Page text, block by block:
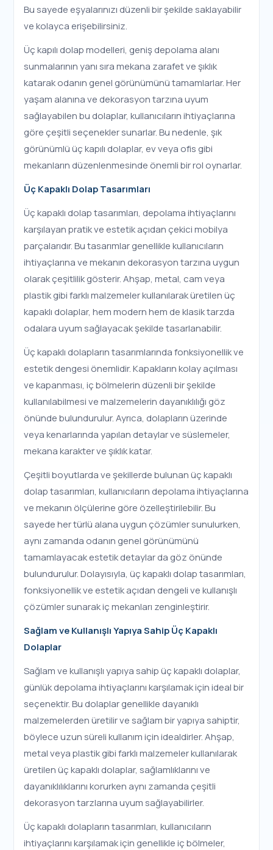
Bu sayede eşyalarınızı düzenli bir şekilde saklayabilir
ve kolayca erişebilirsiniz.
Üç kapılı dolap modelleri, geniş depolama alanı
sunmalarının yanı sıra mekana zarafet ve şıklık
katarak odanın genel görünümünü tamamlarlar. Her
yaşam alanına ve dekorasyon tarzına uyum
sağlayabilen bu dolaplar, kullanıcıların ihtiyaçlarına
göre çeşitli seçenekler sunarlar. Bu nedenle, şık
görünümlü üç kapılı dolaplar, ev veya ofis gibi
mekanların düzenlenmesinde önemli bir rol oynarlar.
Üç Kapaklı Dolap Tasarımları
Üç kapaklı dolap tasarımları, depolama ihtiyaçlarını
karşılayan pratik ve estetik açıdan çekici mobilya
parçalarıdır. Bu tasarımlar genellikle kullanıcıların
ihtiyaçlarına ve mekanın dekorasyon tarzına uygun
olarak çeşitlilik gösterir. Ahşap, metal, cam veya
plastik gibi farklı malzemeler kullanılarak üretilen üç
kapaklı dolaplar, hem modern hem de klasik tarzda
odalara uyum sağlayacak şekilde tasarlanabilir.
Üç kapaklı dolapların tasarımlarında fonksiyonellik ve
estetik dengesi önemlidir. Kapakların kolay açılması
ve kapanması, iç bölmelerin düzenli bir şekilde
kullanılabilmesi ve malzemelerin dayanıklılığı göz
önünde bulundurulur. Ayrıca, dolapların üzerinde
veya kenarlarında yapılan detaylar ve süslemeler,
mekana karakter ve şıklık katar.
Çeşitli boyutlarda ve şekillerde bulunan üç kapaklı
dolap tasarımları, kullanıcıların depolama ihtiyaçlarına
ve mekanın ölçülerine göre özelleştirilebilir. Bu
sayede her türlü alana uygun çözümler sunulurken,
aynı zamanda odanın genel görünümünü
tamamlayacak estetik detaylar da göz önünde
bulundurulur. Dolayısıyla, üç kapaklı dolap tasarımları,
fonksiyonellik ve estetik açıdan dengeli ve kullanışlı
çözümler sunarak iç mekanları zenginleştirir.
Sağlam ve Kullanışlı Yapıya Sahip Üç Kapaklı
Dolaplar
Sağlam ve kullanışlı yapıya sahip üç kapaklı dolaplar,
günlük depolama ihtiyaçlarını karşılamak için ideal bir
seçenektir. Bu dolaplar genellikle dayanıklı
malzemelerden üretilir ve sağlam bir yapıya sahiptir,
böylece uzun süreli kullanım için idealdirler. Ahşap,
metal veya plastik gibi farklı malzemeler kullanılarak
üretilen üç kapaklı dolaplar, sağlamlıklarını ve
dayanıklılıklarını korurken aynı zamanda çeşitli
dekorasyon tarzlarına uyum sağlayabilirler.
Üç kapaklı dolapların tasarımları, kullanıcıların
ihtiyaçlarını karşılamak için genellikle iç bölmeler,